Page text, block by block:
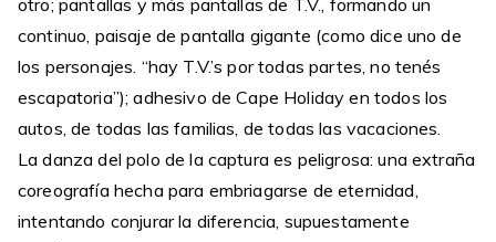
otro; pantallas y más pantallas de T.V., formando un
continuo, paisaje de pantalla gigante (como dice uno de
los personajes. “hay T.V.’s por todas partes, no tenés
escapatoria”); adhesivo de Cape Holiday en todos los
autos, de todas las familias, de todas las vacaciones.
La danza del polo de la captura es peligrosa: una extraña
coreografía hecha para embriagarse de eternidad,
intentando conjurar la diferencia, supuestamente